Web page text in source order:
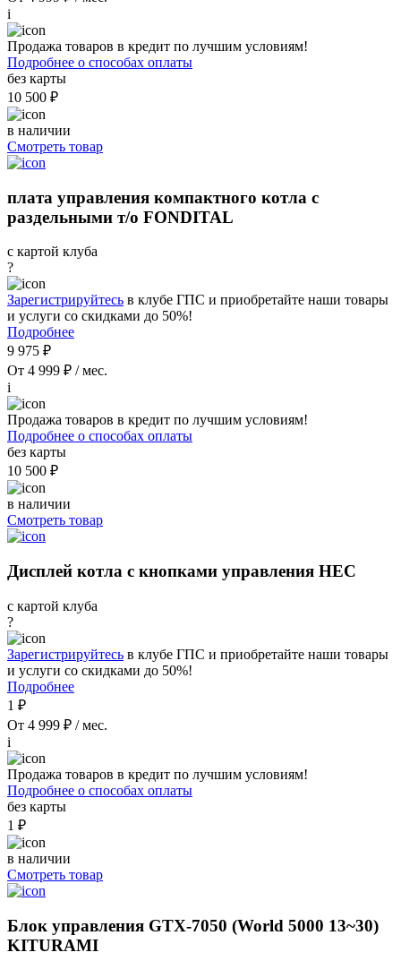
i
Продажа товаров в кредит по лучшим условиям!
Подробнее о способах оплаты
без карты
10 500 ₽
в наличии
Смотреть товар
плата управления компактного котла с
раздельными т/о FONDITAL
с картой клуба
?
Зарегистрируйтесь в клубе ГПС и приобретайте наши товары
и услуги со скидками до 50%!
Подробнее
9 975 ₽
От 4 999 ₽ / мес.
i
Продажа товаров в кредит по лучшим условиям!
Подробнее о способах оплаты
без карты
10 500 ₽
в наличии
Смотреть товар
Дисплей котла с кнопками управления HEC
с картой клуба
?
Зарегистрируйтесь в клубе ГПС и приобретайте наши товары
и услуги со скидками до 50%!
Подробнее
1 ₽
От 4 999 ₽ / мес.
i
Продажа товаров в кредит по лучшим условиям!
Подробнее о способах оплаты
без карты
1 ₽
в наличии
Смотреть товар
Блок управления GTX-7050 (World 5000 13~30)
KITURAMI